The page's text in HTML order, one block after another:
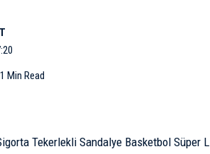
1 Min Read
Tekerlekli Sandalye Basketbol